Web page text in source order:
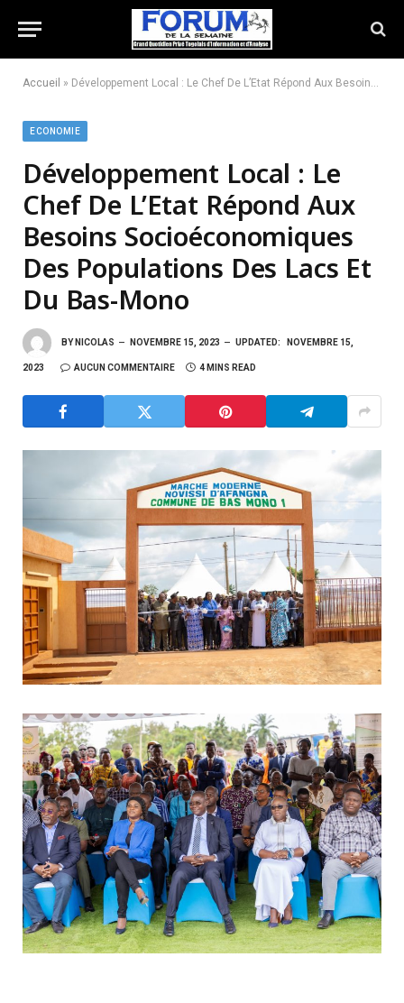
Accueil » Développement Local : Le Chef De L’Etat Répond Aux Besoins Socioéconomiques Des Populations Des Lacs Et Du Bas-Mono
ECONOMIE
Développement Local : Le
Chef De L’Etat Répond Aux
Besoins Socioéconomiques
Des Populations Des Lacs Et
Du Bas-Mono
BY NICOLAS NOVEMBRE 15, 2023 UPDATED: NOVEMBRE 15,
2023 AUCUN COMMENTAIRE 4 MINS READ